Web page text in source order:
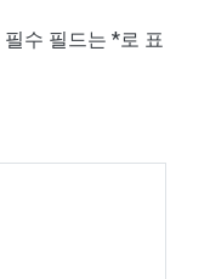
필수 필드는 *로 표